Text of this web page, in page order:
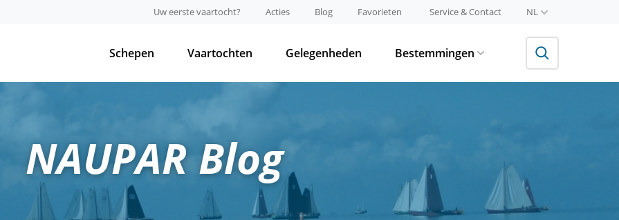
Uw eerste vaartocht? Acties Blog Favorieten Service & Contact NL
Schepen Vaartochten Gelegenheden Bestemmingen
NAUPAR Blog